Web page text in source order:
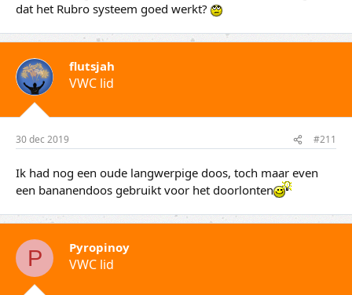
dat het Rubro systeem goed werkt?
flutsjah
VWC lid
30 dec 2019 #211
Ik had nog een oude langwerpige doos, toch maar even
een bananendoos gebruikt voor het doorlonten
P Pyropinoy
VWC lid